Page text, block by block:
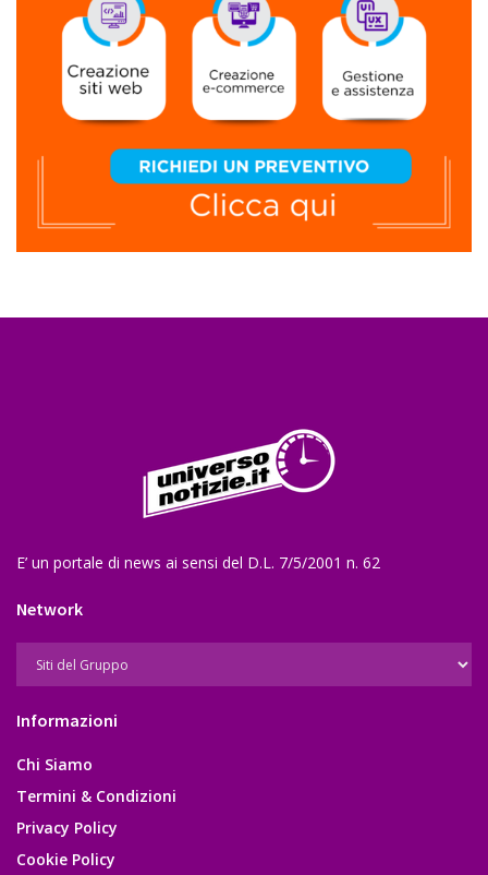
E’ un portale di news ai sensi del D.L. 7/5/2001 n. 62
Network
Informazioni
Chi Siamo
Termini & Condizioni
Privacy Policy
Cookie Policy